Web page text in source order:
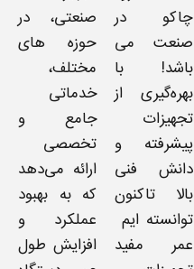
چاکو در
صنعت می
باشد! با
بهره‌گیری از
تجهیزات
پیشرفته و
دانش فنی
بالا تاکنون
توانسته ایم
عمر مفید
صنعتی، در
حوزه های
مختلف،
خدماتی
جامع و
تخصصی
ارائه می‌دهد
که به بهبود
عملکرد و
افزایش طول